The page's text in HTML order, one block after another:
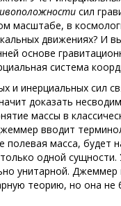
сил
масштабе, в
движениях? И
основе
система
и инерциальных сил
доказать
массы в
вводит
полевая масса, будет
одной
унитарной.
теорию, но она